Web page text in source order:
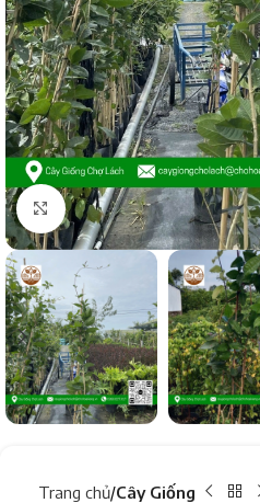
Click to enlarge
Trang chủ Cây Giống